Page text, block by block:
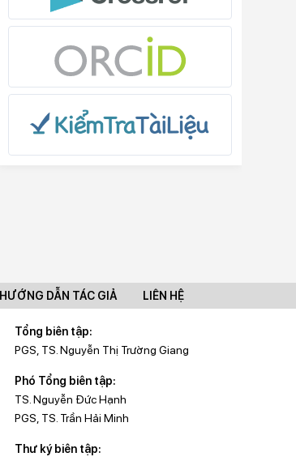
HƯỚNG DẪN TÁC GIẢ LIÊN HỆ
Tổng biên tập:
PGS, TS. Nguyễn Thị Trường Giang
Phó Tổng biên tập:
TS. Nguyễn Đức Hạnh
PGS, TS. Trần Hải Minh
Thư ký biên tập: